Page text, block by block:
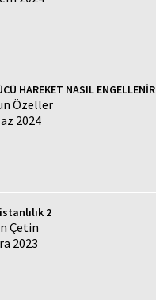
HAREKET NASIL ENGELLENİR
Özeller
2024
2
Çetin
2023